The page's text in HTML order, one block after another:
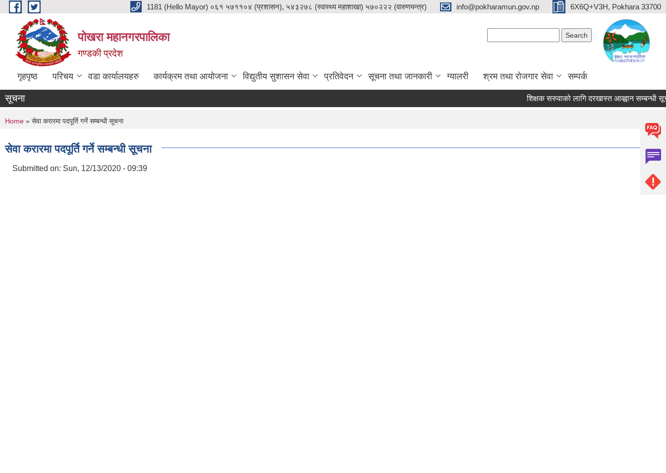
Skip to main content 1181 (Hello Mayor) ०६१ ५७११०४ (प्रशासन), ५४३२७८ (स्वास्थ्य महाशाखा) ५७०२२२ (वारुणयन्त्र) info@pokharamun.gov.np 6X6Q+V3H, Pokhara 33700
पोखरा महानगरपालिका
गण्डकी प्रदेश
गृहपृष्ठ परिचय वडा कार्यालयहरु कार्यक्रम तथा आयोजना विद्युतीय सुशासन सेवा प्रतिवेदन सूचना तथा जानकारी ग्यालरी श्रम तथा रोजगार सेवा सम्पर्क
सूचना शिक्षक सरुवाको लागि दरखास्त आव्ह्वान सम्बन्धी सूचना
You are here
Home » सेवा करारमा पदपूर्ति गर्ने सम्बन्धी सूचना
सेवा करारमा पदपूर्ति गर्ने सम्बन्धी सूचना
Submitted on: Sun, 12/13/2020 - 09:39